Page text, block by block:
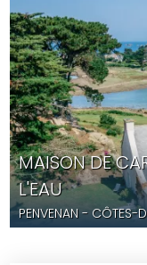
MAISON DE
L'EAU
PENVENAN - CÔTES-
YD5568